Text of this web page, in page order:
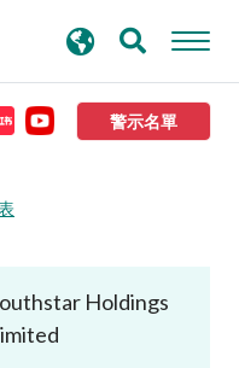
警示名單
Holdings